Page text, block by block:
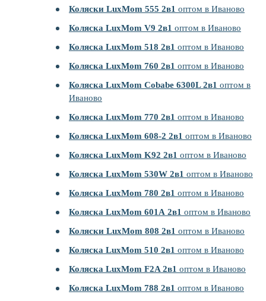
Коляски LuxMom 555 2в1 оптом в Иваново
Коляска LuxMom V9 2в1 оптом в Иваново
Коляска LuxMom 518 2в1 оптом в Иваново
Коляска LuxMom 760 2в1 оптом в Иваново
Коляска LuxMom Cobabe 6300L 2в1 оптом в
Иваново
Коляска LuxMom 770 2в1 оптом в Иваново
Коляска LuxMom 608-2 2в1 оптом в Иваново
Коляска LuxMom K92 2в1 оптом в Иваново
Коляска LuxMom 530W 2в1 оптом в Иваново
Коляска LuxMom 780 2в1 оптом в Иваново
Коляска LuxMom 601А 2в1 оптом в Иваново
Коляски LuxMom 808 2в1 оптом в Иваново
Коляска LuxMom 510 2в1 оптом в Иваново
Коляска LuxMom F2A 2в1 оптом в Иваново
Коляска LuxMom 788 2в1 оптом в Иваново